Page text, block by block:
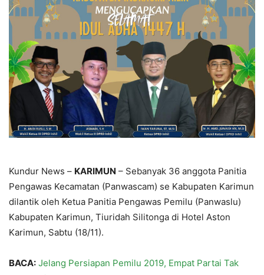
Kundur News – KARIMUN – Sebanyak 36 anggota Panitia
Pengawas Kecamatan (Panwascam) se Kabupaten Karimun
dilantik oleh Ketua Panitia Pengawas Pemilu (Panwaslu)
Kabupaten Karimun, Tiuridah Silitonga di Hotel Aston
Karimun, Sabtu (18/11).
BACA: Jelang Persiapan Pemilu 2019, Empat Partai Tak